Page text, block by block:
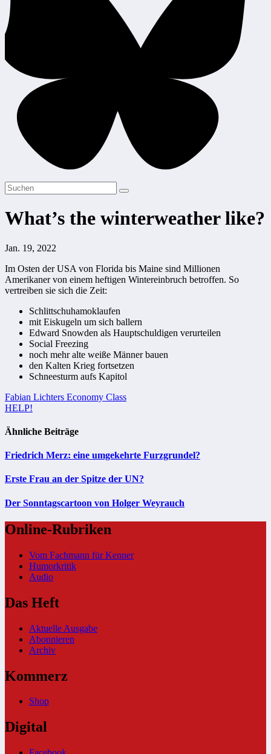
What’s the winterweather like?
Jan. 19, 2022
Im Osten der USA von Florida bis Maine sind Millionen
Amerikaner von einem heftigen Wintereinbruch betroffen. So
vertreiben sie sich die Zeit:
Schlittschuhamoklaufen
mit Eiskugeln um sich ballern
Edward Snowden als Hauptschuldigen verurteilen
Social Freezing
noch mehr alte weiße Männer bauen
den Kalten Krieg fortsetzen
Schneesturm aufs Kapitol
Beitragsnavigation
Fabian Lichters Economy Class
HELP!
Ähnliche Beiträge
Friedrich Merz: eine umgekehrte Furzgrundel?
Erste Frau an der Spitze der UN?
Der Sonntagscartoon von Holger Weyrauch
Online-Rubriken
Vom Fachmann für Kenner
Humorkritik
Audio
Das Heft
Aktuelle Ausgabe
Abonnieren
Archiv
Kommerz
Shop
Digital